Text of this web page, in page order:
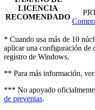
LICENCIA
RECOMENDADO
* Cuando usa más de 10
aplicar una configuración
registro de Windows.
** Para más información, ver
*** No apoyado
de preventas.